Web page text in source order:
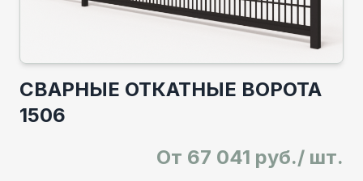
СВАРНЫЕ ОТКАТНЫЕ ВОРОТА
1506
От 67 041 руб./ шт.